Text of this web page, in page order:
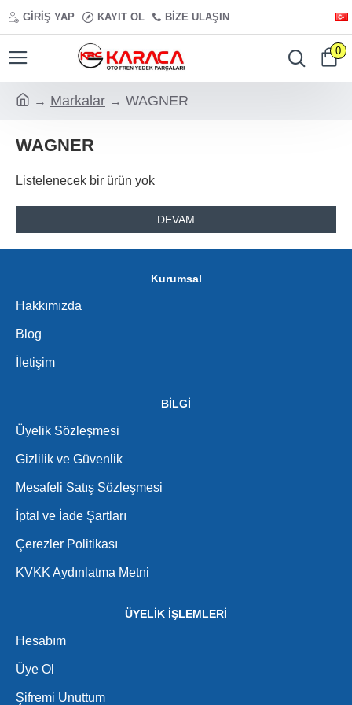
GIRIŞ YAP KAYIT OL BIZE ULAŞIN
0
Markalar WAGNER
WAGNER
Listelenecek bir ürün yok
DEVAM
Kurumsal
Hakkımızda
Blog
İletişim
BİLGİ
Üyelik Sözleşmesi
Gizlilik ve Güvenlik
Mesafeli Satış Sözleşmesi
İptal ve İade Şartları
Çerezler Politikası
KVKK Aydınlatma Metni
ÜYELİK İŞLEMLERİ
Hesabım
Üye Ol
Şifremi Unuttum